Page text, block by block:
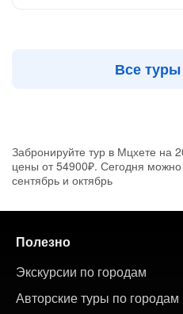
Все
Забронируйте тур в Мцхете на
цены от 54900₽. Сегодня можно
сентябрь и октябрь
Полезно
Экскурсии по городам
Авторские туры по городам